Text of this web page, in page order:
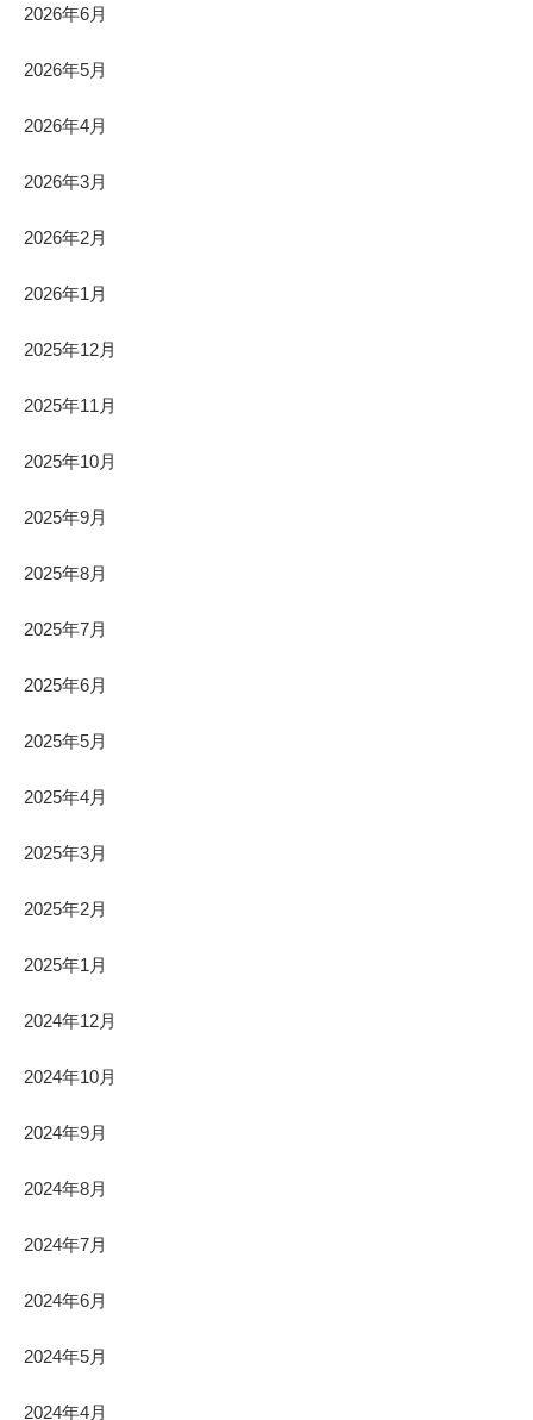
2026年6月
2026年5月
2026年4月
2026年3月
2026年2月
2026年1月
2025年12月
2025年11月
2025年10月
2025年9月
2025年8月
2025年7月
2025年6月
2025年5月
2025年4月
2025年3月
2025年2月
2025年1月
2024年12月
2024年10月
2024年9月
2024年8月
2024年7月
2024年6月
2024年5月
2024年4月